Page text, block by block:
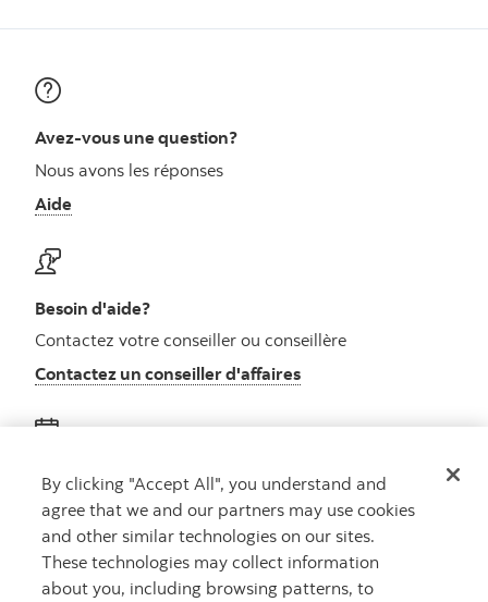
Avez-vous une question?
Nous avons les réponses
Aide
Besoin d'aide?
Contactez votre conseiller ou conseillère
Contactez un conseiller d'affaires
Obtenez des conseils
Rencontrez un conseiller
Prenez rendez-vous
By clicking "Accept All", you understand and
agree that we and our partners may use cookies
and other similar technologies on our sites.
These technologies may collect information
about you, including browsing patterns, to